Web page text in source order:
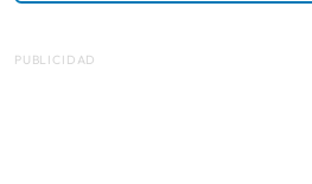
PUBLICIDAD